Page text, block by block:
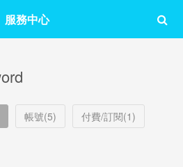
服務中心
帳號(5) 付費/訂閱(1)